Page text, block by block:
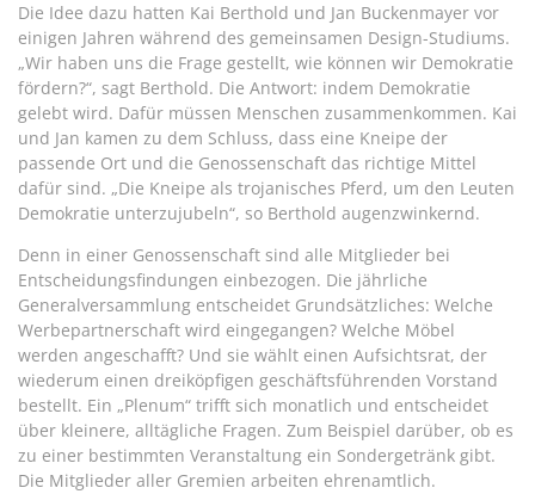
Die Idee dazu hatten Kai Berthold und Jan Buckenmayer vor
einigen Jahren während des gemeinsamen Design-Studiums.
„Wir haben uns die Frage gestellt, wie können wir Demokratie
fördern?“, sagt Berthold. Die Antwort: indem Demokratie
gelebt wird. Dafür müssen Menschen zusammenkommen. Kai
und Jan kamen zu dem Schluss, dass eine Kneipe der
passende Ort und die Genossenschaft das richtige Mittel
dafür sind. „Die Kneipe als trojanisches Pferd, um den Leuten
Demokratie unterzujubeln“, so Berthold augenzwinkernd.
Denn in einer Genossenschaft sind alle Mitglieder bei
Entscheidungsfindungen einbezogen. Die jährliche
Generalversammlung entscheidet Grundsätzliches: Welche
Werbepartnerschaft wird eingegangen? Welche Möbel
werden angeschafft? Und sie wählt einen Aufsichtsrat, der
wiederum einen dreiköpfigen geschäftsführenden Vorstand
bestellt. Ein „Plenum“ trifft sich monatlich und entscheidet
über kleinere, alltägliche Fragen. Zum Beispiel darüber, ob es
zu einer bestimmten Veranstaltung ein Sondergetränk gibt.
Die Mitglieder aller Gremien arbeiten ehrenamtlich.